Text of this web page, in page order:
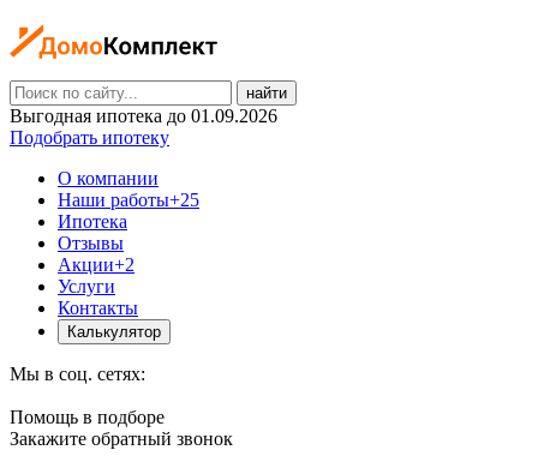
найти
Выгодная ипотека до 01.09.2026
Подобрать ипотеку
О компании
Наши работы+25
Ипотека
Отзывы
Акции+2
Услуги
Контакты
Калькулятор
Мы в соц. сетях:
Помощь в подборе
Закажите обратный звонок